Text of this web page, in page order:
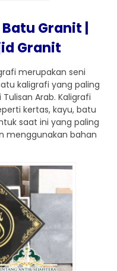
Granit |
Granit
merupakan seni
kaligrafi yang paling
Arab. Kaligrafi
kertas, kayu, batu
saat ini yang paling
menggunakan bahan